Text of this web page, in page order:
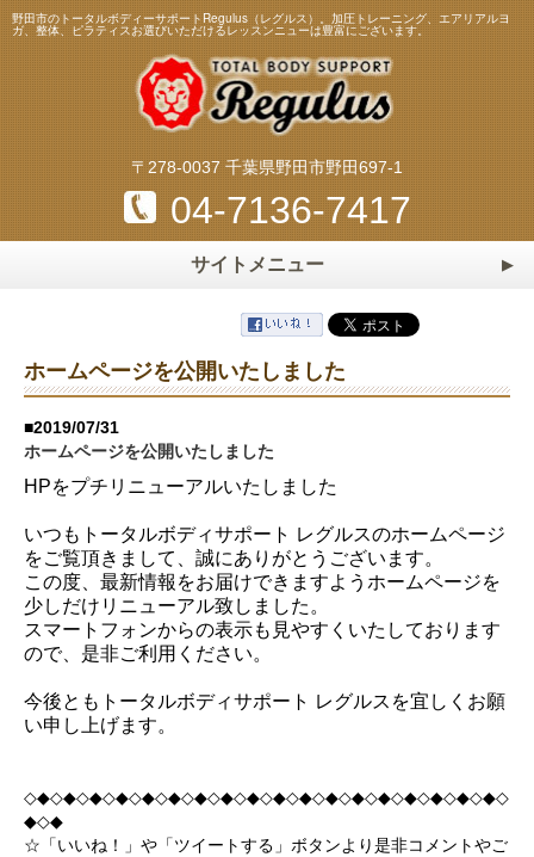
野田市のトータルボディーサポートRegulus（レグルス）。加圧トレーニング、エアリアルヨ
ガ、整体、ピラティスお選びいただけるレッスンニューは豊富にございます。
〒278-0037 千葉県野田市野田697-1
04-7136-7417
サイトメニュー
トレーニング・レッスンメニュー
エアリアルヨガ
パーソナルトレーニング パーソナルストレッチ
整体・リフレクソロジー マタニティ＆ベビーヨガ
親子・子供運動教室 シミュレーションゴルフ
ダンスエクササイズ
料金表
よくある質問
店舗紹介
お問い合わせ
スケジュール
ホームページを公開いたしました
■2019/07/31
ホームページを公開いたしました
HPをプチリニューアルいたしました
いつもトータルボディサポート レグルスのホームページ
をご覧頂きまして、誠にありがとうございます。
この度、最新情報をお届けできますようホームページを
少しだけリニューアル致しました。
スマートフォンからの表示も見やすくいたしております
ので、是非ご利用ください。
今後ともトータルボディサポート レグルスを宜しくお願
い申し上げます。
◇◆◇◆◇◆◇◆◇◆◇◆◇◆◇◆◇◆◇◆◇◆◇◆◇◆◇◆◇◆◇◆◇◆◇◆◇
◆◇◆
☆「いいね！」や「ツイートする」ボタンより是非コメントやご